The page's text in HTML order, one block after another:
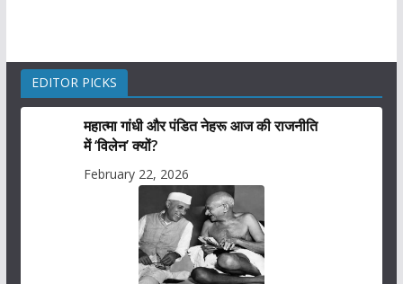
EDITOR PICKS
महात्मा गांधी और पंडित नेहरू आज की राजनीति
में ‘विलेन’ क्यों?
February 22, 2026